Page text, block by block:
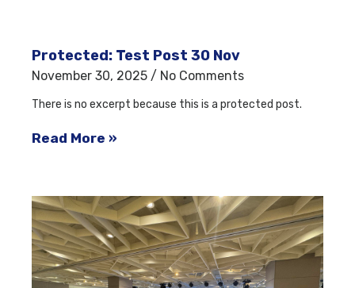
Protected: Test Post 30 Nov
November 30, 2025 No Comments
There is no excerpt because this is a protected post.
Read More »